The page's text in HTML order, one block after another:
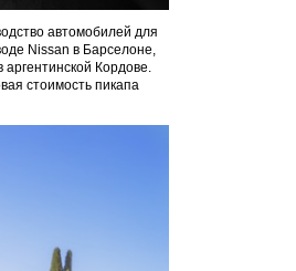
автомобилей для
Nissan в Барселоне,
Кордове.
стоимость пикапа